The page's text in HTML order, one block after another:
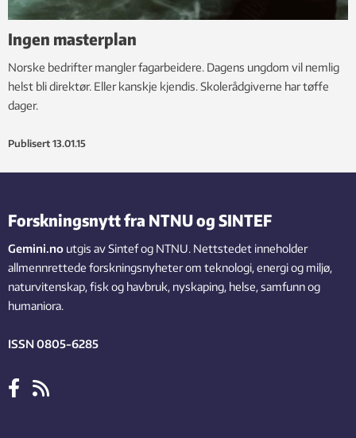
Ingen masterplan
Norske bedrifter mangler fagarbeidere. Dagens ungdom vil nemlig
helst bli direktør. Eller kanskje kjendis. Skolerådgiverne har tøffe
dager.
Publisert 13.01.15
Forskningsnytt fra NTNU og SINTEF
Gemini.no utgis av Sintef og NTNU. Nettstedet inneholder
allmennrettede forskningsnyheter om teknologi, energi og miljø,
naturvitenskap, fisk og havbruk, nyskaping, helse, samfunn og
humaniora.
ISSN 0805-6285